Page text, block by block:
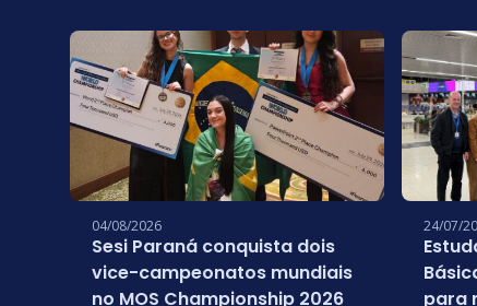
04/08/2026
Sesi Paraná conquista dois
vice-campeonatos mundiais
no MOS Championship 2026
24/07/
para